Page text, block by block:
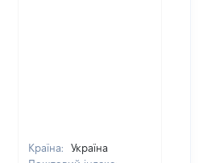
Країна:
Україна